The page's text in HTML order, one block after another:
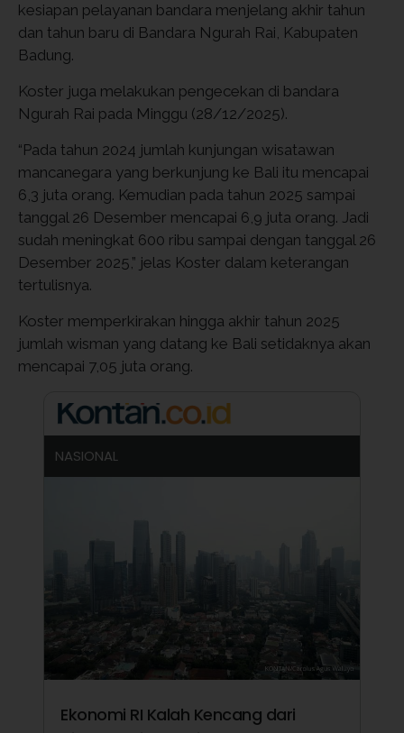
kesiapan pelayanan bandara menjelang akhir tahun
dan tahun baru di Bandara Ngurah Rai, Kabupaten
Badung.
Koster juga melakukan pengecekan di bandara
Ngurah Rai pada Minggu (28/12/2025).
“Pada tahun 2024 jumlah kunjungan wisatawan
mancanegara yang berkunjung ke Bali itu mencapai
6,3 juta orang. Kemudian pada tahun 2025 sampai
tanggal 26 Desember mencapai 6,9 juta orang. Jadi
sudah meningkat 600 ribu sampai dengan tanggal 26
Desember 2025,” jelas Koster dalam keterangan
tertulisnya.
Koster memperkirakan hingga akhir tahun 2025
jumlah wisman yang datang ke Bali setidaknya akan
mencapai 7,05 juta orang.
NASIONAL
Ekonomi RI Kalah Kencang dari